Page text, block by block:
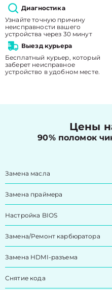
Диагностика
Узнайте точную причину
неисправности вашего
устройства через 30 минут
Выезд курьера
Бесплатный курьер, который
заберет неисправное
устройство в удобном месте.
Цены
90% поломок
Замена масла
Замена праймера
Настройка BIOS
Замена/Pемонт карбюратора
Замена HDMI-разъема
Снятие кода